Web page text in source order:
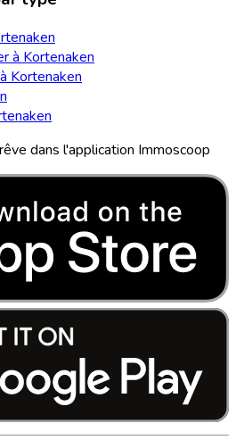
à Kortenaken
Kortenaken
dans l'application Immoscoop